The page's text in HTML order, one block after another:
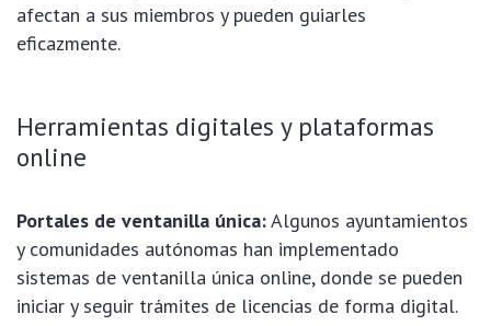
afectan a sus miembros y pueden guiarles
eficazmente.
Herramientas digitales y plataformas
online
Portales de ventanilla única:Algunos ayuntamientos
y comunidades autónomas han implementado
sistemas de ventanilla única online, donde se pueden
iniciar y seguir trámites de licencias de forma digital.